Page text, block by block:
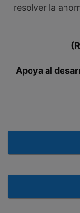
resolver la
Apoya al